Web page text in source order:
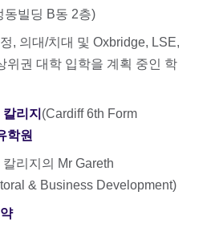
동빌딩 B동 2층)
, 의대/치대 및 Oxbridge, LSE,
위권 대학 입학을 계획 중인 학
리지 (Cardiff 6th Form
학원
리지의 Mr Gareth
& Business Development)